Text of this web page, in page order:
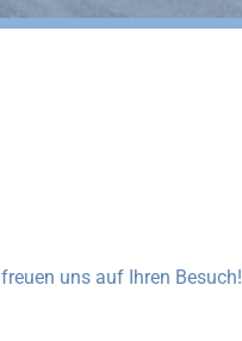
© 1
uns auf Ihren Besuch!